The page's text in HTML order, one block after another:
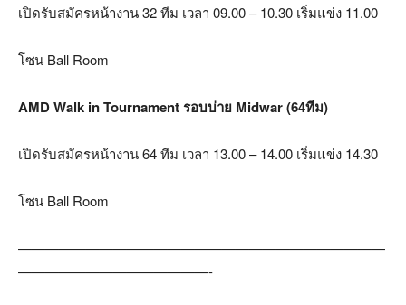
เปิดรับสมัครหน้างาน 32 ทีม เวลา 09.00 – 10.30 เริ่มแข่ง 11.00
โซน Ball Room
AMD Walk in Tournament รอบบ่าย Midwar (64ทีม)
เปิดรับสมัครหน้างาน 64 ทีม เวลา 13.00 – 14.00 เริ่มแข่ง 14.30
โซน Ball Room
———————————————————————————
——————————————-